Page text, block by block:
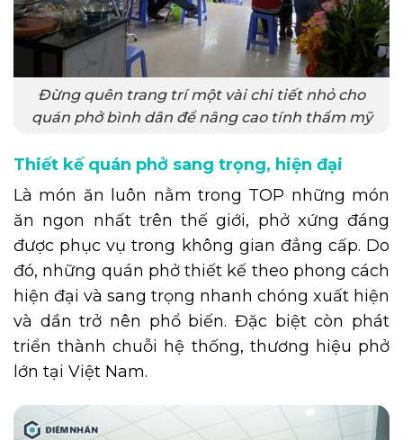
Đừng quên trang trí một vài chi tiết nhỏ cho
quán phở bình dân để nâng cao tính thẩm mỹ
Thiết kế quán phở sang trọng, hiện đại
Là món ăn luôn nằm trong TOP những món
ăn ngon nhất trên thế giới, phở xứng đáng
được phục vụ trong không gian đẳng cấp. Do
đó, những quán phở thiết kế theo phong cách
hiện đại và sang trọng nhanh chóng xuất hiện
và dần trở nên phổ biến. Đặc biệt còn phát
triển thành chuỗi hệ thống, thương hiệu phở
lớn tại Việt Nam.